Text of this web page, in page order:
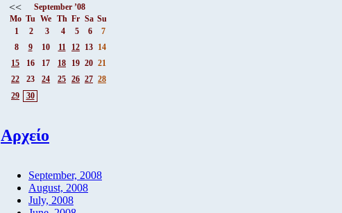
<<
September ’08
Mo Tu We Th Fr Sa Su
1
2 3 4 5 6
7
8
9 10 11 12 13 14
15
16 17 18 19 20 21
22
23 24 25 26 27 28
29
30
Αρχείο
September, 2008
August, 2008
July, 2008